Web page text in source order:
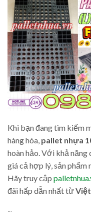
Khi bạn đang tìm kiếm
hàng hóa, pallet nhựa
hoàn hảo. Với khả
giá cả hợp lý, sản phẩm
Hãy truy cập
đãi hấp dẫn nhất từ